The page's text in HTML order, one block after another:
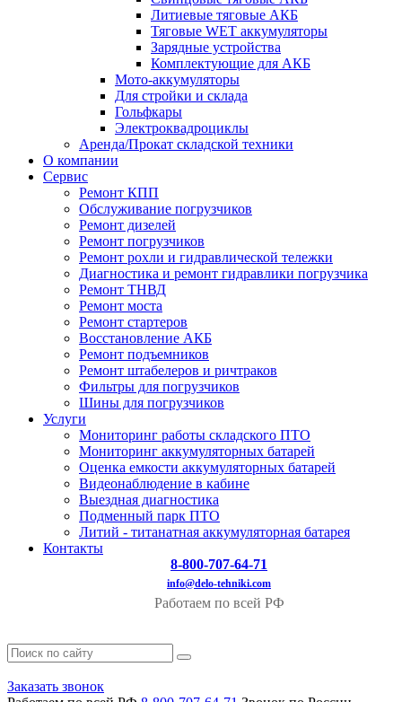
Литиевые тяговые АКБ
Тяговые WET аккумуляторы
Зарядные устройства
Комплектующие для АКБ
Мото-аккумуляторы
Для стройки и склада
Гольфкары
Электроквадроциклы
Аренда/Прокат складской техники
О компании
Сервис
Ремонт КПП
Обслуживание погрузчиков
Ремонт дизелей
Ремонт погрузчиков
Ремонт рохли и гидравлической тележки
Диагностика и ремонт гидравлики погрузчика
Ремонт ТНВД
Ремонт моста
Ремонт стартеров
Восстановление АКБ
Ремонт подъемников
Ремонт штабелеров и ричтраков
Фильтры для погрузчиков
Шины для погрузчиков
Услуги
Мониторинг работы складского ПТО
Мониторинг аккумуляторных батарей
Оценка емкости аккумуляторных батарей
Видеонаблюдение в кабине
Выездная диагностика
Подменный парк ПТО
Литий - титанатная аккумуляторная батарея
Контакты
8-800-707-64-71
info@delo-tehniki.com
Работаем по всей РФ
Заказать звонок